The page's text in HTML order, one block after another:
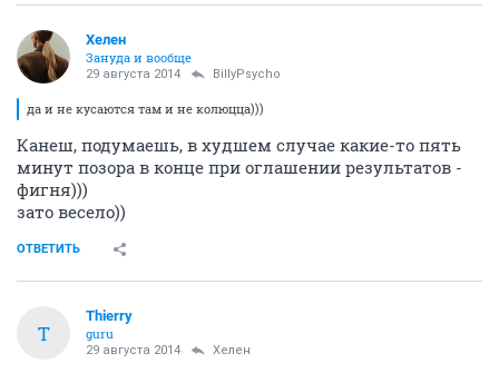
Хелен
Зануда и вообще
29 августа 2014 BillyPsycho
да и не кусаются там и не колюцца)))
Канеш, подумаешь, в худшем случае какие-то пять
минут позора в конце при оглашении результатов -
фигня)))
зато весело))
ОТВЕТИТЬ
T
Thierry
guru
29 августа 2014 Хелен